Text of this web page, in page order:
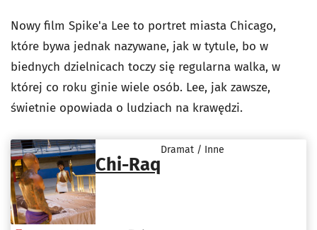
Nowy film Spike'a Lee to portret miasta Chicago,
które bywa jednak nazywane, jak w tytule, bo w
biednych dzielnicach toczy się regularna walka, w
której co roku ginie wiele osób. Lee, jak zawsze,
świetnie opowiada o ludziach na krawędzi.
Chi-Raq
Dramat / Inne